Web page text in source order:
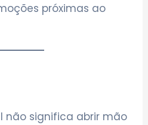
próximas ao
não significa abrir mão